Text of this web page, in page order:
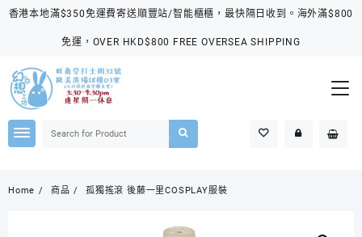
Skip
香港本地滿$350免運費寄送順豐站/智能櫃櫃，最快隔日收到。海外滿$800
免運，OVER HKD$800 FREE OVERSEA SHIPPING
Home 商品 孤獨搖滾 後藤一里COSPLAY服裝